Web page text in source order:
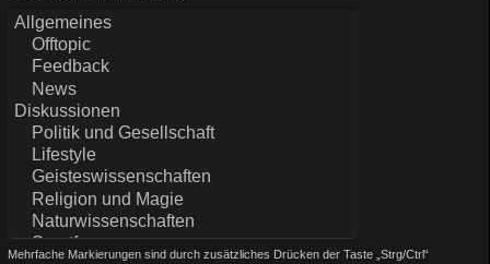
Mehrfache Markierungen sind durch zusätzliches Drücken der Taste „Strg/Ctrl“